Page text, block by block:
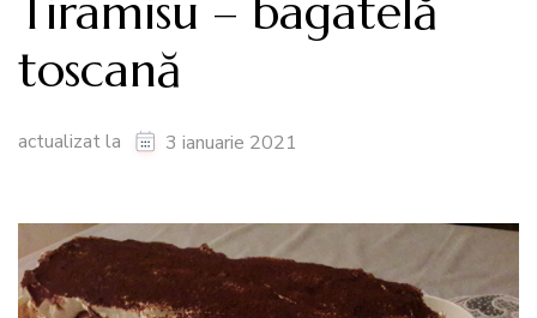
Tiramisu – bagatelă
toscană
actualizat la 3 ianuarie 2021